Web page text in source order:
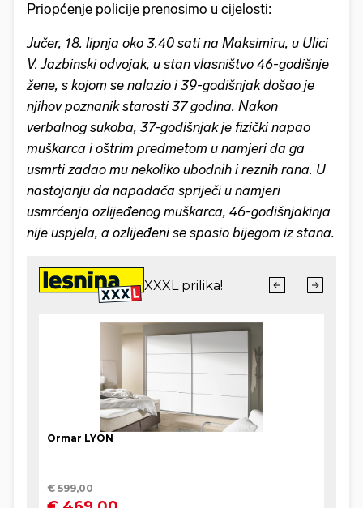
Priopćenje policije prenosimo u cijelosti:
Jučer, 18. lipnja oko 3.40 sati na Maksimiru, u Ulici
V. Jazbinski odvojak, u stan vlasništvo 46-godišnje
žene, s kojom se nalazio i 39-godišnjak došao je
njihov poznanik starosti 37 godina. Nakon
verbalnog sukoba, 37-godišnjak je fizički napao
muškarca i oštrim predmetom u namjeri da ga
usmrti zadao mu nekoliko ubodnih i reznih rana. U
nastojanju da napadača spriječi u namjeri
usmrćenja ozlijeđenog muškarca, 46-godišnjakinja
nije uspjela, a ozlijeđeni se spasio bijegom iz stana.